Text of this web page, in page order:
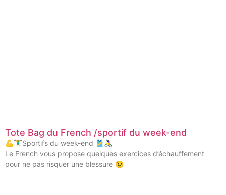
Tote Bag du French /sportif du week-end
💪🏋️‍♂️Sportifs du week-end 🎽🚴‍♀️
Le French vous propose quelques exercices d’échauffement
pour ne pas risquer une blessure 😉